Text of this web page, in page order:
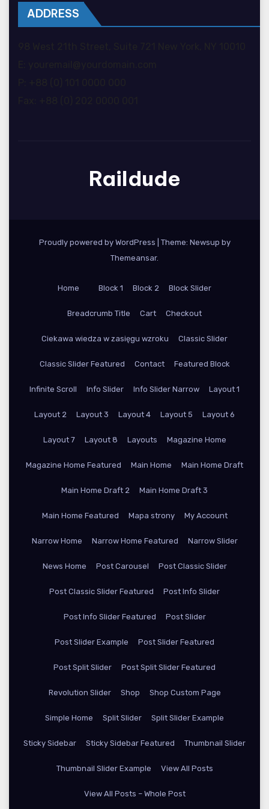
ADDRESS
Raildude
Proudly powered by WordPress
Theme: Newsup by
Themeansar.
Home Block 1 Block 2 Block Slider
Breadcrumb Title Cart Checkout
Ciekawa wiedza w zasięgu wzroku Classic Slider
Classic Slider Featured Contact Featured Block
Infinite Scroll Info Slider Info Slider Narrow Layout 1
Layout 2 Layout 3 Layout 4 Layout 5 Layout 6
Layout 7 Layout 8 Layouts Magazine Home
Magazine Home Featured Main Home Main Home Draft
Main Home Draft 2 Main Home Draft 3
Main Home Featured Mapa strony My Account
Narrow Home Narrow Home Featured Narrow Slider
News Home Post Carousel Post Classic Slider
Post Classic Slider Featured Post Info Slider
Post Info Slider Featured Post Slider
Post Slider Example Post Slider Featured
Post Split Slider Post Split Slider Featured
Revolution Slider Shop Shop Custom Page
Simple Home Split Slider Split Slider Example
Sticky Sidebar Sticky Sidebar Featured Thumbnail Slider
Thumbnail Slider Example View All Posts
View All Posts – Whole Post